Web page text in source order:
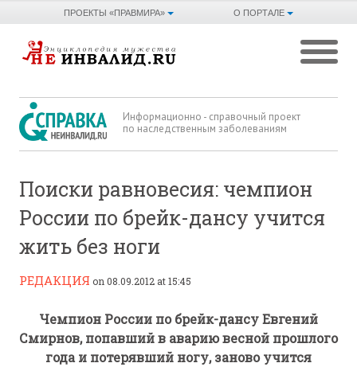
О ПОРТАЛЕ
ПРОЕКТЫ «ПРАВМИРА»
Информационно - справочный проект
по наследственным заболеваниям
Поиски равновесия: чемпион
России по брейк-дансу учится
жить без ноги
РЕДАКЦИЯ on 08.09.2012 at 15:45
Чемпион России по брейк-дансу Евгений
Смирнов, попавший в аварию весной прошлого
года и потерявший ногу, заново учится